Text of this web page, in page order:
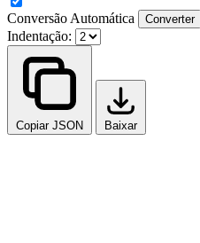
Conversão Automática Converter
Indentação:
Copiar JSON Baixar